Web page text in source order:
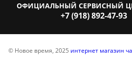
ОФИЦИАЛЬНЫЙ СЕРВИСНЫЙ
+7 (918) 892-47-93
© Новое время, 2025 интернет магазин